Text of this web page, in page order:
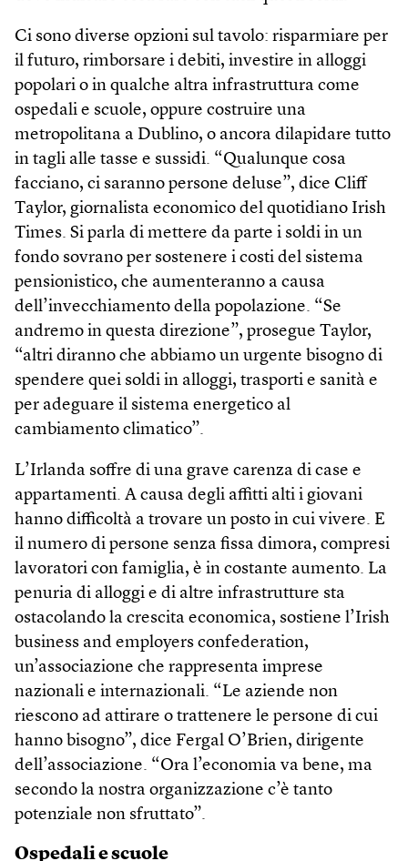
Ci sono diverse opzioni sul tavolo: risparmiare per
il futuro, rimborsare i debiti, investire in alloggi
popolari o in qualche altra infrastruttura come
ospedali e scuole, oppure costruire una
metropolitana a Dublino, o ancora dilapidare tutto
in tagli alle tasse e sussidi. “Qualunque cosa
facciano, ci saranno persone deluse”, dice Cliff
Taylor, giornalista economico del quotidiano Irish
Times. Si parla di mettere da parte i soldi in un
fondo sovrano per sostenere i costi del sistema
pensionistico, che aumenteranno a causa
dell’invecchiamento della popolazione. “Se
andremo in questa direzione”, prosegue Taylor,
“altri diranno che abbiamo un urgente bisogno di
spendere quei soldi in alloggi, trasporti e sanità e
per adeguare il sistema energetico al
cambiamento climatico”.
L’Irlanda soffre di una grave carenza di case e
appartamenti. A causa degli affitti alti i giovani
hanno difficoltà a trovare un posto in cui vivere. E
il numero di persone senza fissa dimora, compresi
lavoratori con famiglia, è in costante aumento. La
penuria di alloggi e di altre infrastrutture sta
ostacolando la crescita economica, sostiene l’Irish
business and employers confederation,
un’associazione che rappresenta imprese
nazionali e internazionali. “Le aziende non
riescono ad attirare o trattenere le persone di cui
hanno bisogno”, dice Fergal O’Brien, dirigente
dell’associazione. “Ora l’economia va bene, ma
secondo la nostra organizzazione c’è tanto
potenziale non sfruttato”.
Ospedali e scuole